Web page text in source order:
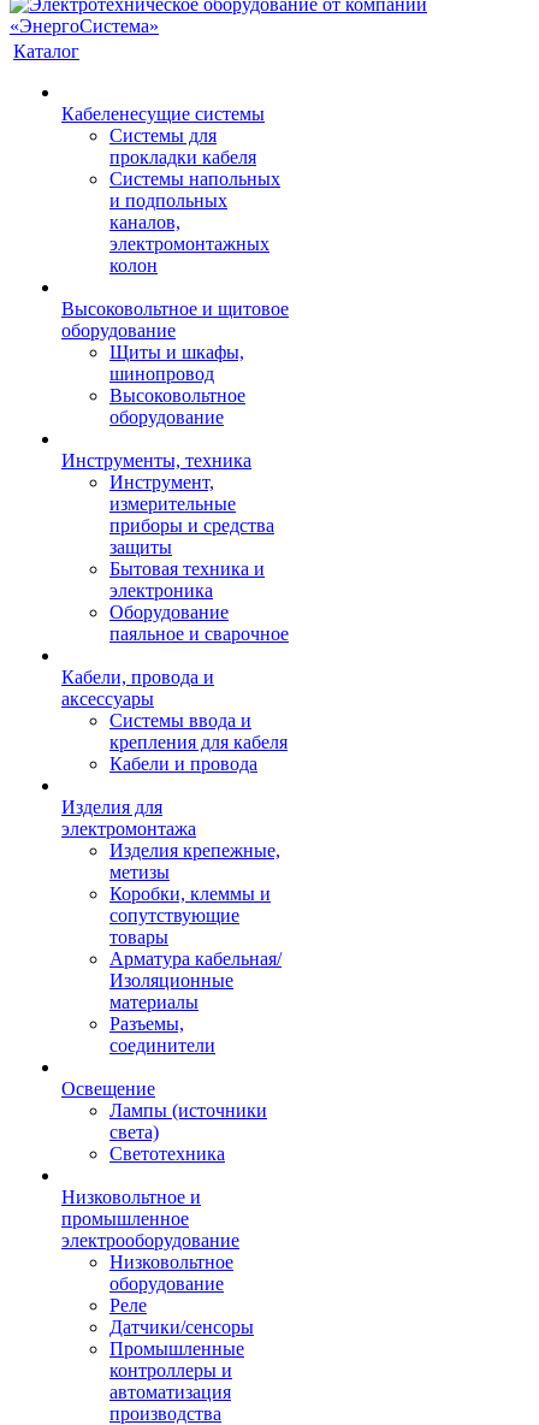
Каталог
Кабеленесущие системы
Системы для
прокладки кабеля
Системы напольных
и подпольных
каналов,
электромонтажных
колон
Высоковольтное и щитовое
оборудование
Щиты и шкафы,
шинопровод
Высоковольтное
оборудование
Инструменты, техника
Инструмент,
измерительные
приборы и средства
защиты
Бытовая техника и
электроника
Оборудование
паяльное и сварочное
Кабели, провода и
аксессуары
Системы ввода и
крепления для кабеля
Кабели и провода
Изделия для
электромонтажа
Изделия крепежные,
метизы
Коробки, клеммы и
сопутствующие
товары
Арматура кабельная/
Изоляционные
материалы
Разъемы,
соединители
Освещение
Лампы (источники
света)
Светотехника
Низковольтное и
промышленное
электрооборудование
Низковольтное
оборудование
Реле
Датчики/сенсоры
Промышленные
контроллеры и
автоматизация
производства